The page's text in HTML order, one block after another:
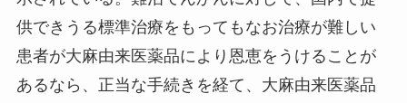
供できうる標準治療をもってもなお治療が難しい
患者が大麻由来医薬品により恩恵をうけることが
あるなら、正当な手続きを経て、大麻由来医薬品